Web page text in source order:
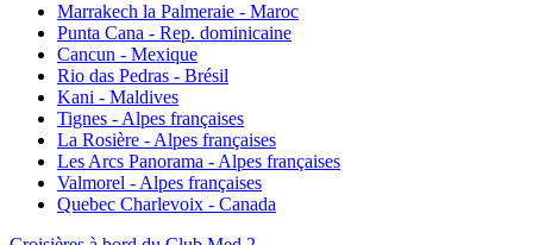
Marrakech la Palmeraie - Maroc
Punta Cana - Rep. dominicaine
Cancun - Mexique
Rio das Pedras - Brésil
Kani - Maldives
Tignes - Alpes françaises
La Rosière - Alpes françaises
Les Arcs Panorama - Alpes françaises
Valmorel - Alpes françaises
Quebec Charlevoix - Canada